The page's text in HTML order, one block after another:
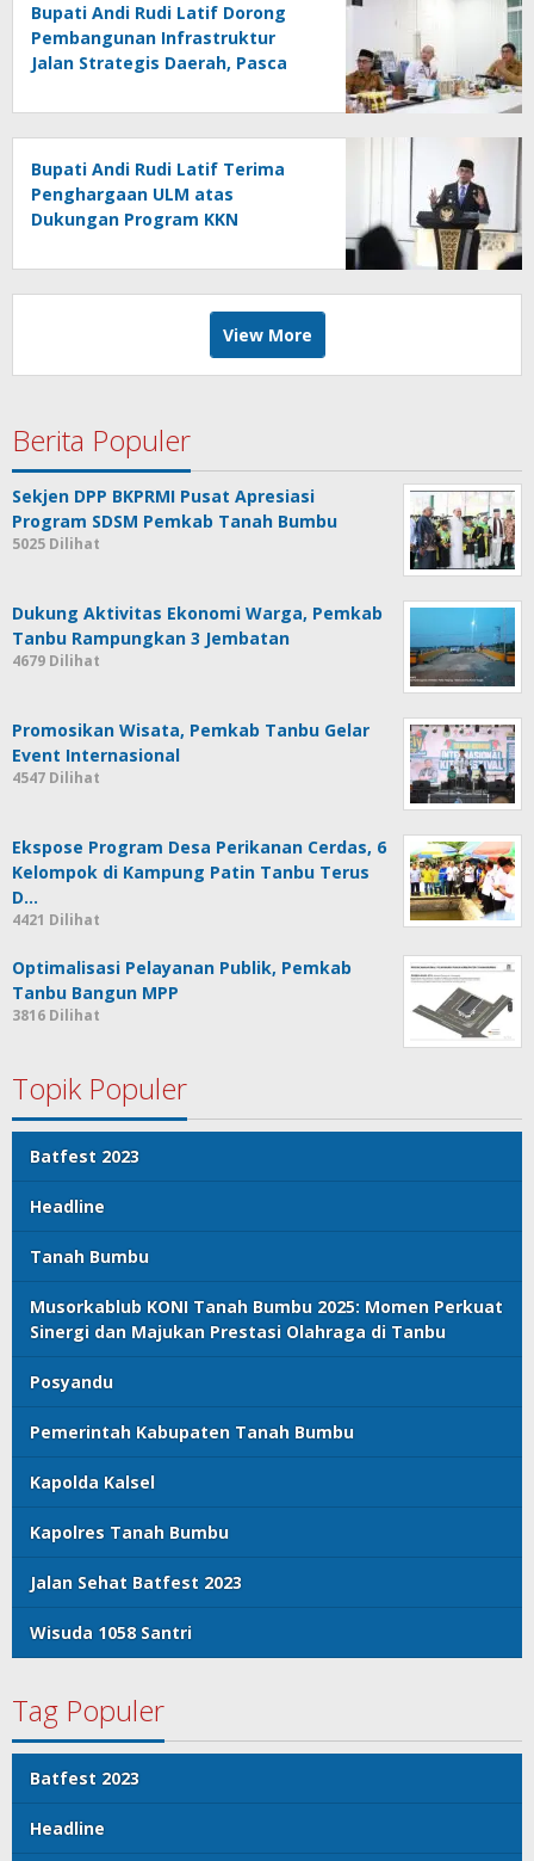
Bupati Andi Rudi Latif Dorong
Pembangunan Infrastruktur
Jalan Strategis Daerah, Pasca
Bupati Andi Rudi Latif Terima
Penghargaan ULM atas
Dukungan Program KKN
View More
Berita Populer
Sekjen DPP BKPRMI Pusat Apresiasi
Program SDSM Pemkab Tanah Bumbu
5025 Dilihat
Dukung Aktivitas Ekonomi Warga, Pemkab
Tanbu Rampungkan 3 Jembatan
4679 Dilihat
Promosikan Wisata, Pemkab Tanbu Gelar
Event Internasional
4547 Dilihat
Ekspose Program Desa Perikanan Cerdas, 6
Kelompok di Kampung Patin Tanbu Terus
D…
4421 Dilihat
Optimalisasi Pelayanan Publik, Pemkab
Tanbu Bangun MPP
3816 Dilihat
Topik Populer
Batfest 2023
Headline
Tanah Bumbu
Musorkablub KONI Tanah Bumbu 2025: Momen Perkuat
Sinergi dan Majukan Prestasi Olahraga di Tanbu
Posyandu
Pemerintah Kabupaten Tanah Bumbu
Kapolda Kalsel
Kapolres Tanah Bumbu
Jalan Sehat Batfest 2023
Wisuda 1058 Santri
Tag Populer
Batfest 2023
Headline